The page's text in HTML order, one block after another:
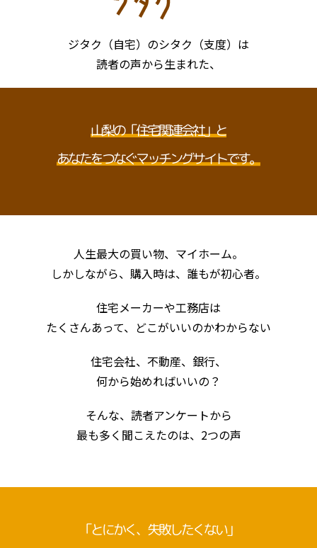
ジタク（自宅）のシタク（支度）は
読者の声から生まれた、
山梨の「住宅関連会社」と
あなたをつなぐマッチングサイトです。
人生最大の買い物、マイホーム。
しかしながら、購入時は、誰もが初心者。
住宅メーカーや⼯務店は
たくさんあって、どこがいいのかわからない
住宅会社、不動産、銀⾏、
何から始めればいいの？
そんな、読者アンケートから
最も多く聞こえたのは、2つの声
「とにかく、失敗したくない」